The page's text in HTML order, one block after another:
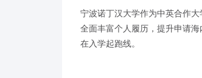
宁波诺丁汉大学作为中英合作
全面丰富个人履历，提升申请
在入学起跑线。